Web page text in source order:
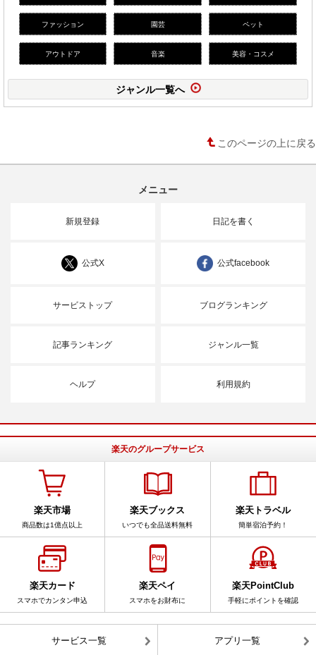
ファッション 園芸 ペット
アウトドア 音楽 美容・コスメ
ジャンル一覧へ
このページの上に戻る
メニュー
新規登録 日記を書く
公式X 公式facebook
サービストップ ブログランキング
記事ランキング ジャンル一覧
ヘルプ 利用規約
楽天のグループサービス
楽天市場
商品数は1億点以上
楽天ブックス
いつでも全品送料無料
楽天トラベル
簡単宿泊予約！
楽天カード
スマホでカンタン申込
楽天ペイ
スマホをお財布に
楽天PointClub
手軽にポイントを確認
サービス一覧 アプリ一覧